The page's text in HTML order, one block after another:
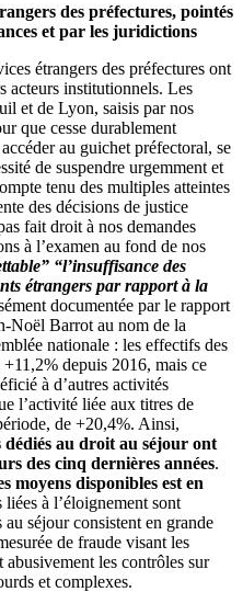
des préfectures, pointés
et par les juridictions
étrangers des préfectures ont
acteurs institutionnels. Les
et de Lyon, saisis par nos
que cesse durablement
au guichet préfectoral, se
de suspendre urgemment et
tenu des multiples atteintes
des décisions de justice
fait droit à nos demandes
à l’examen au fond de nos
“l’insuffisance des
étrangers par rapport à la
documentée par le rapport
Noël Barrot au nom de la
nationale : les effectifs des
depuis 2016, mais ce
à d’autres activités
l’activité liée aux titres de
de +20,4%. Ainsi,
au droit au séjour ont
des cinq dernières années.
moyens disponibles est en
à l’éloignement sont
séjour consistent en grande
de fraude visant les
les contrôles sur
et complexes.